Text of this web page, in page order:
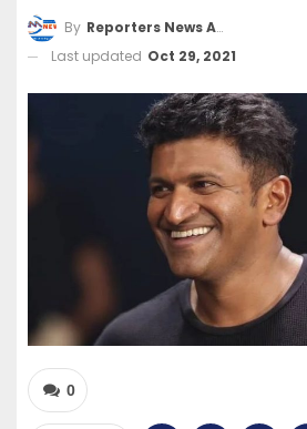
By Reporters News Agency
Last updated Oct 29, 2021
0